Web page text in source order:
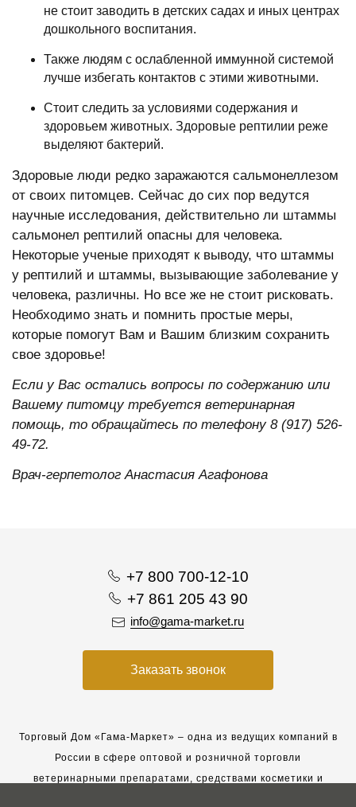
не стоит заводить в детских садах и иных центрах
дошкольного воспитания.
Также людям с ослабленной иммунной системой
лучше избегать контактов с этими животными.
Стоит следить за условиями содержания и
здоровьем животных. Здоровые рептилии реже
выделяют бактерий.
Здоровые люди редко заражаются сальмонеллезом
от своих питомцев. Сейчас до сих пор ведутся
научные исследования, действительно ли штаммы
сальмонел рептилий опасны для человека.
Некоторые ученые приходят к выводу, что штаммы
у рептилий и штаммы, вызывающие заболевание у
человека, различны. Но все же не стоит рисковать.
Необходимо знать и помнить простые меры,
которые помогут Вам и Вашим близким сохранить
свое здоровье!
Если у Вас остались вопросы по содержанию или
Вашему питомцу требуется ветеринарная
помощь, то обращайтесь по телефону 8 (917) 526-
49-72.
Врач-герпетолог Анастасия Агафонова
+7 800 700-12-10
+7 861 205 43 90
info@gama-market.ru
Заказать звонок
Торговый Дом «Гама-Маркет» – одна из ведущих компаний в
России в сфере оптовой и розничной торговли
ветеринарными препаратами, средствами косметики и